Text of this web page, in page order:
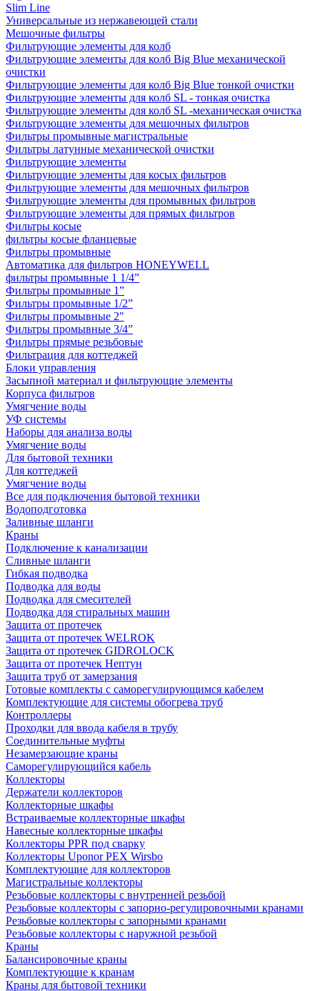
Slim Line
Универсальные из нержавеющей стали
Мешочные фильтры
Фильтрующие элементы для колб
Фильтрующие элементы для колб Big Blue механической
очистки
Фильтрующие элементы для колб Big Blue тонкой очистки
Фильтрующие элементы для колб SL - тонкая очистка
Фильтрующие элементы для колб SL -механическая очистка
Фильтрующие элементы для мешочных фильтров
Фильтры промывные магистральные
Фильтры латунные механической очистки
Фильтрующие элементы
Фильтрующие элементы для косых фильтров
Фильтрующие элементы для мешочных фильтров
Фильтрующие элементы для промывных фильтров
Фильтрующие элементы для прямых фильтров
Фильтры косые
фильтры косые фланцевые
Фильтры промывные
Автоматика для фильтров HONEYWELL
фильтры промывные 1 1/4”
Фильтры промывные 1”
Фильтры промывные 1/2”
Фильтры промывные 2"
Фильтры промывные 3/4”
Фильтры прямые резьбовые
Фильтрация для коттеджей
Блоки управления
Засыпной материал и фильтрующие элементы
Корпуса фильтров
Умягчение воды
УФ системы
Наборы для анализа воды
Умягчение воды
Для бытовой техники
Для коттеджей
Умягчение воды
Все для подключения бытовой техники
Водоподготовка
Заливные шланги
Краны
Подключение к канализации
Сливные шланги
Гибкая подводка
Подводка для воды
Подводка для смесителей
Подводка для стиральных машин
Защита от протечек
Защита от протечек WELROK
Защита от протечек GIDROLOCK
Защита от протечек Нептун
Защита труб от замерзания
Готовые комплекты с саморегулирующимся кабелем
Комплектующие для системы обогрева труб
Контроллеры
Проходки для ввода кабеля в трубу
Соединительные муфты
Незамерзающие краны
Саморегулирующийся кабель
Коллекторы
Держатели коллекторов
Коллекторные шкафы
Встраиваемые коллекторные шкафы
Навесные коллекторные шкафы
Коллекторы PPR под сварку
Коллекторы Uponor PEX Wirsbo
Комплектующие для коллекторов
Магистральные коллекторы
Резьбовые коллекторы с внутренней резьбой
Резьбовые коллекторы с запорно-регулировочными кранами
Резьбовые коллекторы с запорными кранами
Резьбовые коллекторы с наружной резьбой
Краны
Балансировочные краны
Комплектующие к кранам
Краны для бытовой техники